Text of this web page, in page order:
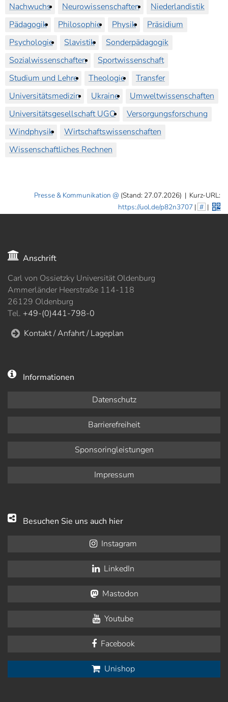
Nachwuchs
Neurowissenschaften
Niederlandistik
Pädagogik
Philosophie Physik
Präsidium
Psychologie
Slavistik
Sonderpädagogik
Sozialwissenschaften
Sportwissenschaft
Studium und Lehre
Theologie
Transfer
Universitätsmedizin
Ukraine
Umweltwissenschaften
Universitätsgesellschaft UGO
Versorgungsforschung
Windphysik
Wirtschaftswissenschaften
Wissenschaftliches Rechnen
Presse & Kommunikation (Stand: 27.07.2026) | Kurz-URL:
https://uol.de/p82n3707 | # |
Anschrift
Carl von Ossietzky Universität Oldenburg
Ammerländer Heerstraße 114-118
26129 Oldenburg
Tel. +49-(0)441-798-0
Kontakt / Anfahrt / Lageplan
Informationen
Datenschutz
Barrierefreiheit
Sponsoringleistungen
Impressum
Besuchen Sie uns auch hier
Instagram
LinkedIn
Mastodon
Youtube
Facebook
Unishop